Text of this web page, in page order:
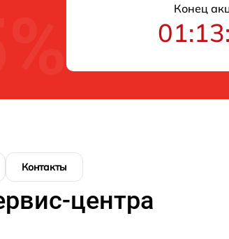
Конец
Контакты
центра